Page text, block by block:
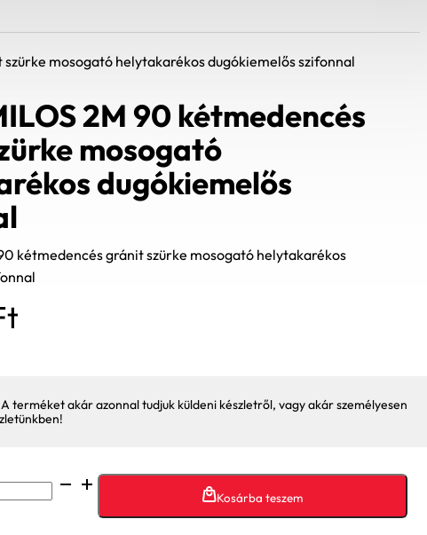
mosogató helytakarékos dugókiemelős szifonnal
2M 90 kétmedencés
mosogató
dugókiemelős
kétmedencés gránit szürke mosogató helytakarékos
A terméket akár azonnal tudjuk küldeni készletről, vagy akár személyesen
Kosárba teszem